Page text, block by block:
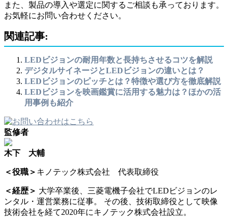
また、製品の導入や選定に関するご相談も承っております。
お気軽にお問い合わせください。
関連記事:
LEDビジョンの耐用年数と長持ちさせるコツを解説
デジタルサイネージとLEDビジョンの違いとは？
LEDビジョンのピッチとは？特徴や選び方を徹底解説
LEDビジョンを映画鑑賞に活用する魅力は？ほかの活
用事例も紹介
監修者
木下 大輔
＜役職＞ キノテック株式会社 代表取締役
＜経歴＞ 大学卒業後、三菱電機子会社でLEDビジョンのレ
ンタル・運営業務に従事。 その後、技術取締役として映像
技術会社を経て2020年にキノテック株式会社設立。